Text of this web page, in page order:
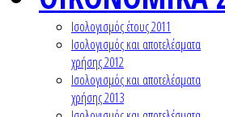
Ισολογισμός έτους 2011
Ισολογισμός και αποτελέσματα
χρήσης 2012
Ισολογισμός και αποτελέσματα
χρήσης 2013